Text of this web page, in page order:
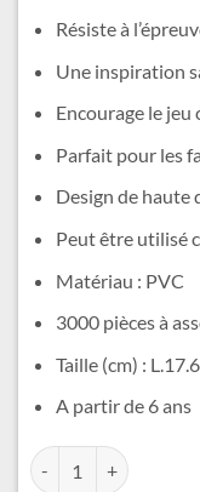
Résiste à
Une inspiration
Encourage le jeu
Parfait pour les
Design de haute
Peut être utilisé
Matériau : PVC
3000 pièces à
Taille (cm) :
A partir de 6 ans
quantité de Blocs
Alternative: